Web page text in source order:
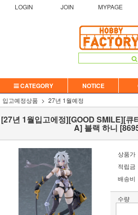
LOGIN JOIN MYPAGE
CATEGORY NOTICE
입고예정상품 27년 1월예정
[27년 1월입고에정][GOOD SMILE][큐
A] 블랙 하니
상품가
적립금
배송비
수량